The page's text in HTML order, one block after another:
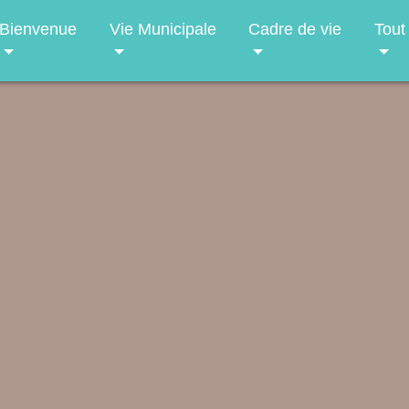
Bienvenue Vie Municipale Cadre de vie